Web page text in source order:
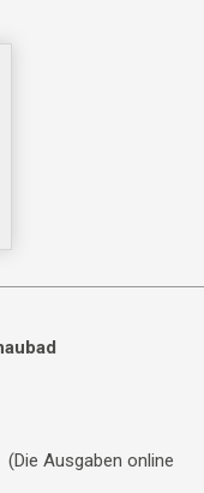
(Die Ausgaben online